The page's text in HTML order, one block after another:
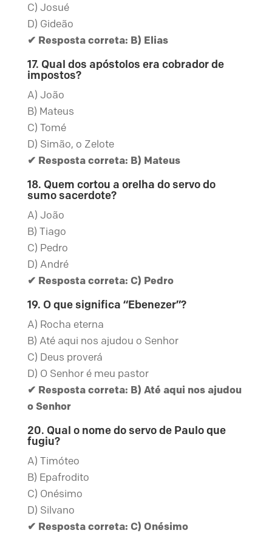
C) Josué
D) Gideão
✔ Resposta correta: B) Elias
17. Qual dos apóstolos era cobrador de
impostos?
A) João
B) Mateus
C) Tomé
D) Simão, o Zelote
✔ Resposta correta: B) Mateus
18. Quem cortou a orelha do servo do
sumo sacerdote?
A) João
B) Tiago
C) Pedro
D) André
✔ Resposta correta: C) Pedro
19. O que significa “Ebenezer”?
A) Rocha eterna
B) Até aqui nos ajudou o Senhor
C) Deus proverá
D) O Senhor é meu pastor
✔ Resposta correta: B) Até aqui nos ajudou
o Senhor
20. Qual o nome do servo de Paulo que
fugiu?
A) Timóteo
B) Epafrodito
C) Onésimo
D) Silvano
✔ Resposta correta: C) Onésimo